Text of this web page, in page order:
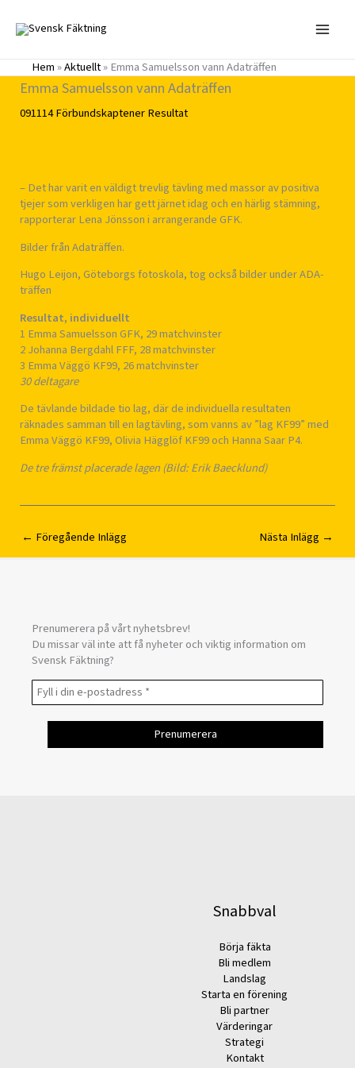
innehåll
Hem»Aktuellt»Emma Samuelsson vann Adaträffen
Emma Samuelsson vann Adaträffen
091114FörbundskaptenerResultat
– Det har varit en väldigt trevlig tävling med massor av positiva
tjejer som verkligen har gett järnet idag och en härlig stämning,
rapporterar Lena Jönsson i arrangerande GFK.
Bilder från Adaträffen.
Hugo Leijon, Göteborgs fotoskola, tog också bilder under ADA-
träffen
Resultat, individuellt
1 Emma Samuelsson GFK, 29 matchvinster
2 Johanna Bergdahl FFF, 28 matchvinster
3 Emma Väggö KF99, 26 matchvinster
30 deltagare
De tävlande bildade tio lag, där de individuella resultaten
räknades samman till en lagtävling, som vanns av ”lag KF99” med
Emma Väggö KF99, Olivia Hägglöf KF99 och Hanna Saar P4.
De tre främst placerade lagen (Bild: Erik Baecklund)
← Föregående Inlägg Nästa Inlägg →
Prenumerera på vårt nyhetsbrev!
Du missar väl inte att få nyheter och viktig information om
Svensk Fäktning?
Snabbval
Börja fäkta
Bli medlem
Landslag
Starta en förening
Bli partner
Värderingar
Strategi
Kontakt